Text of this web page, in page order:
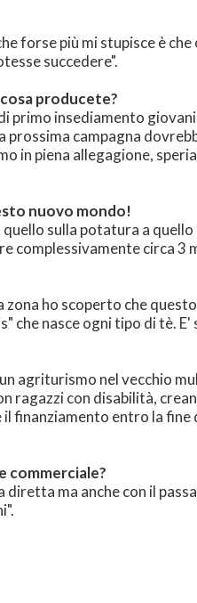
forse più mi stupisce è
succedere".
producete?
primo insediamento
prossima campagna
in piena allegagione,
nuovo mondo!
quello sulla potatura a
complessivamente circa 3
zona ho scoperto che
che nasce ogni tipo di tè.
agriturismo nel vecchio
ragazzi con disabilità,
finanziamento entro la
commerciale?
diretta ma anche con il